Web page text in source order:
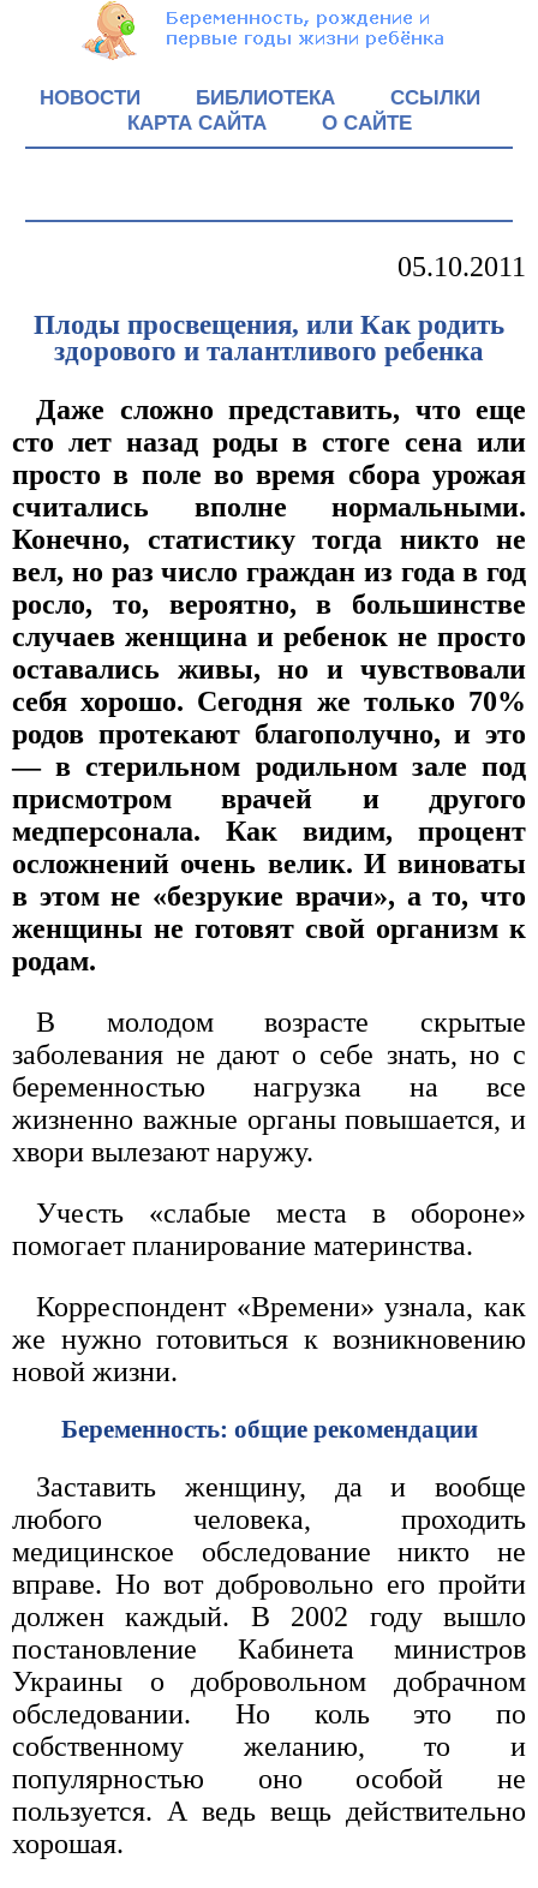
НОВОСТИ БИБЛИОТЕКА
ССЫЛКИ
КАРТА САЙТА
О САЙТЕ
05.10.2011
Плоды просвещения, или Как родить
здорового и талантливого ребенка
Даже сложно представить, что еще
сто лет назад роды в стоге сена или
просто в поле во время сбора урожая
считались вполне нормальными.
Конечно, статистику тогда никто не
вел, но раз число граждан из года в год
росло, то, вероятно, в большинстве
случаев женщина и ребенок не просто
оставались живы, но и чувствовали
себя хорошо. Сегодня же только 70%
родов протекают благополучно, и это
— в стерильном родильном зале под
присмотром врачей и другого
медперсонала. Как видим, процент
осложнений очень велик. И виноваты
в этом не «безрукие врачи», а то, что
женщины не готовят свой организм к
родам.
В молодом возрасте скрытые
заболевания не дают о себе знать, но с
беременностью нагрузка на все
жизненно важные органы повышается, и
хвори вылезают наружу.
Учесть «слабые места в обороне»
помогает планирование материнства.
Корреспондент «Времени» узнала, как
же нужно готовиться к возникновению
новой жизни.
Беременность: общие рекомендации
Заставить женщину, да и вообще
любого человека, проходить
медицинское обследование никто не
вправе. Но вот добровольно его пройти
должен каждый. В 2002 году вышло
постановление Кабинета министров
Украины о добровольном добрачном
обследовании. Но коль это по
собственному желанию, то и
популярностью оно особой не
пользуется. А ведь вещь действительно
хорошая.